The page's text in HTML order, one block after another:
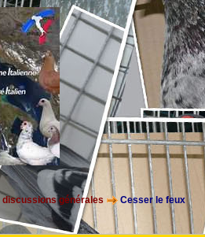
discussions générales Cesser le feux